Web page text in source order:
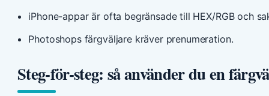
iPhone-appar är ofta begränsade till HEX/RGB och
Photoshops färgväljare kräver prenumeration.
Steg-för-steg: så använder du en